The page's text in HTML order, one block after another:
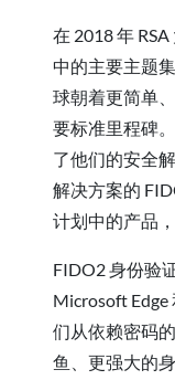
在 2018 年
中的主要主题
球朝着更简单
要标准里程碑
了他们的安全
解决方案的
计划中的产品
FIDO2 身份验
Microsoft Edge
们从依赖密码
鱼、更强大的